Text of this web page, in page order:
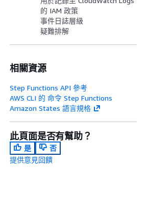
的 IAM 政策
事件日誌層級
疑難排解
相關資源
Step Functions API 參考
AWS CLI 的 命令 Step Functions
Amazon States 語言規格
此頁面是否有幫助？
是
否
提供意見回饋